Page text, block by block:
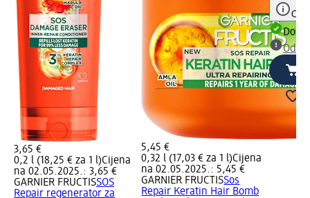
3,65 €
0,2 l (18,25 € za 1 l)Cijena
na 02.05.2025.: 3,65 €
GARNIER FRUCTISSOS
Repair regenerator za
5,45 €
0,32 l (17,03 € za 1 l)Cijena
na 02.05.2025.: 5,45 €
GARNIER FRUCTISSos
Repair Keratin Hair Bomb